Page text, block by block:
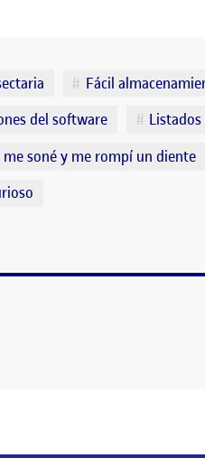
Fácil
del software
me soné y me rompí un diente